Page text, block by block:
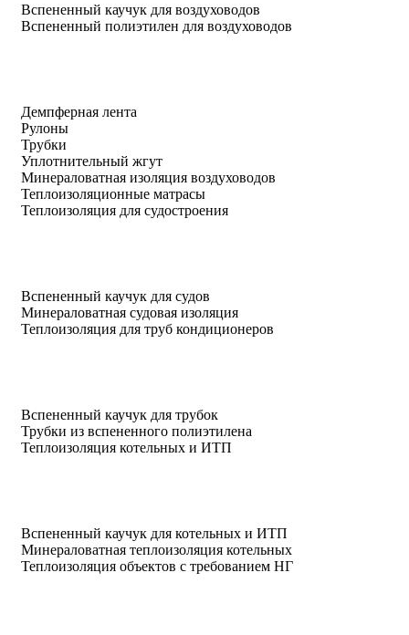
Вспененный каучук для воздуховодов
Вспененный полиэтилен для воздуховодов
Демпферная лента
Рулоны
Трубки
Уплотнительный жгут
Минераловатная изоляция воздуховодов
Теплоизоляционные матрасы
Теплоизоляция для судостроения
Вспененный каучук для судов
Минераловатная судовая изоляция
Теплоизоляция для труб кондиционеров
Вспененный каучук для трубок
Трубки из вспененного полиэтилена
Теплоизоляция котельных и ИТП
Вспененный каучук для котельных и ИТП
Минераловатная теплоизоляция котельных
Теплоизоляция объектов с требованием НГ